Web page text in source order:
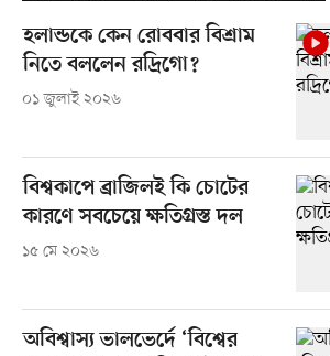
হলান্ডকে কেন রোববার বিশ্রাম
নিতে বললেন রদ্রিগো?
০১ জুলাই ২০২৬
বিশ্বকাপে ব্রাজিলই কি চোটের
কারণে সবচেয়ে ক্ষতিগ্রস্ত দল
১৫ মে ২০২৬
অবিশ্বাস্য ভালভের্দে ‘বিশ্বের